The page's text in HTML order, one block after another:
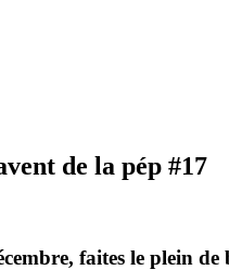
de la pép #17
faites le plein